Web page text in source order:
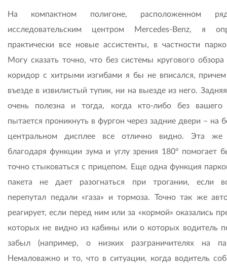
На компактном полигоне, расположенном
исследовательским центром Mercedes-Benz, я
практически все новые ассистенты, в частности
Могу сказать точно, что без системы кругового обзора
коридор с хитрыми изгибами я бы не вписался,
въезде в извилистый тупик, ни на выезде из него.
очень полезна и тогда, когда кто-либо без вашего
пытается проникнуть в фургон через задние двери – на
центральном дисплее все отлично видно. Эта же
благодаря функции зума и углу зрения 180° помогает
точно стыковаться с прицепом. Еще одна функция
пакета не дает разогнаться при трогании, если
перепутал педали «газа» и тормоза. Точно так же
реагирует, если перед ним или за «кормой» оказались
которых не видно из кабины или о которых водитель
забыл (например, о низких разграничителях на
Немаловажно и то, что в ситуации, когда водитель